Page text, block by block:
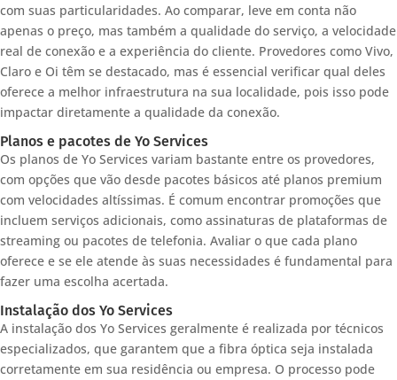
com suas particularidades. Ao comparar, leve em conta não
apenas o preço, mas também a qualidade do serviço, a velocidade
real de conexão e a experiência do cliente. Provedores como Vivo,
Claro e Oi têm se destacado, mas é essencial verificar qual deles
oferece a melhor infraestrutura na sua localidade, pois isso pode
impactar diretamente a qualidade da conexão.
Planos e pacotes de Yo Services
Os planos de Yo Services variam bastante entre os provedores,
com opções que vão desde pacotes básicos até planos premium
com velocidades altíssimas. É comum encontrar promoções que
incluem serviços adicionais, como assinaturas de plataformas de
streaming ou pacotes de telefonia. Avaliar o que cada plano
oferece e se ele atende às suas necessidades é fundamental para
fazer uma escolha acertada.
Instalação dos Yo Services
A instalação dos Yo Services geralmente é realizada por técnicos
especializados, que garantem que a fibra óptica seja instalada
corretamente em sua residência ou empresa. O processo pode